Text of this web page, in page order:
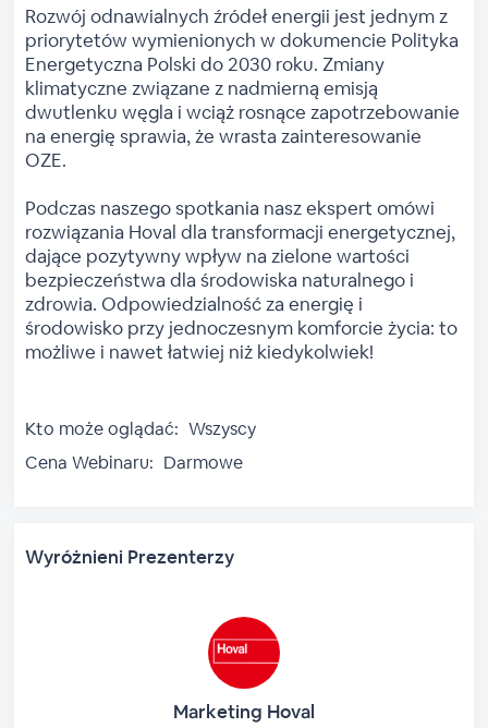
Rozwój odnawialnych źródeł energii jest jednym z
priorytetów wymienionych w dokumencie Polityka
Energetyczna Polski do 2030 roku. Zmiany
klimatyczne związane z nadmierną emisją
dwutlenku węgla i wciąż rosnące zapotrzebowanie
na energię sprawia, że wrasta zainteresowanie
OZE.
Podczas naszego spotkania nasz ekspert omówi
rozwiązania Hoval dla transformacji energetycznej,
dające pozytywny wpływ na zielone wartości
bezpieczeństwa dla środowiska naturalnego i
zdrowia. Odpowiedzialność za energię i
środowisko przy jednoczesnym komforcie życia: to
możliwe i nawet łatwiej niż kiedykolwiek!
Kto może oglądać: Wszyscy
Cena Webinaru: Darmowe
Wyróżnieni Prezenterzy
Marketing Hoval